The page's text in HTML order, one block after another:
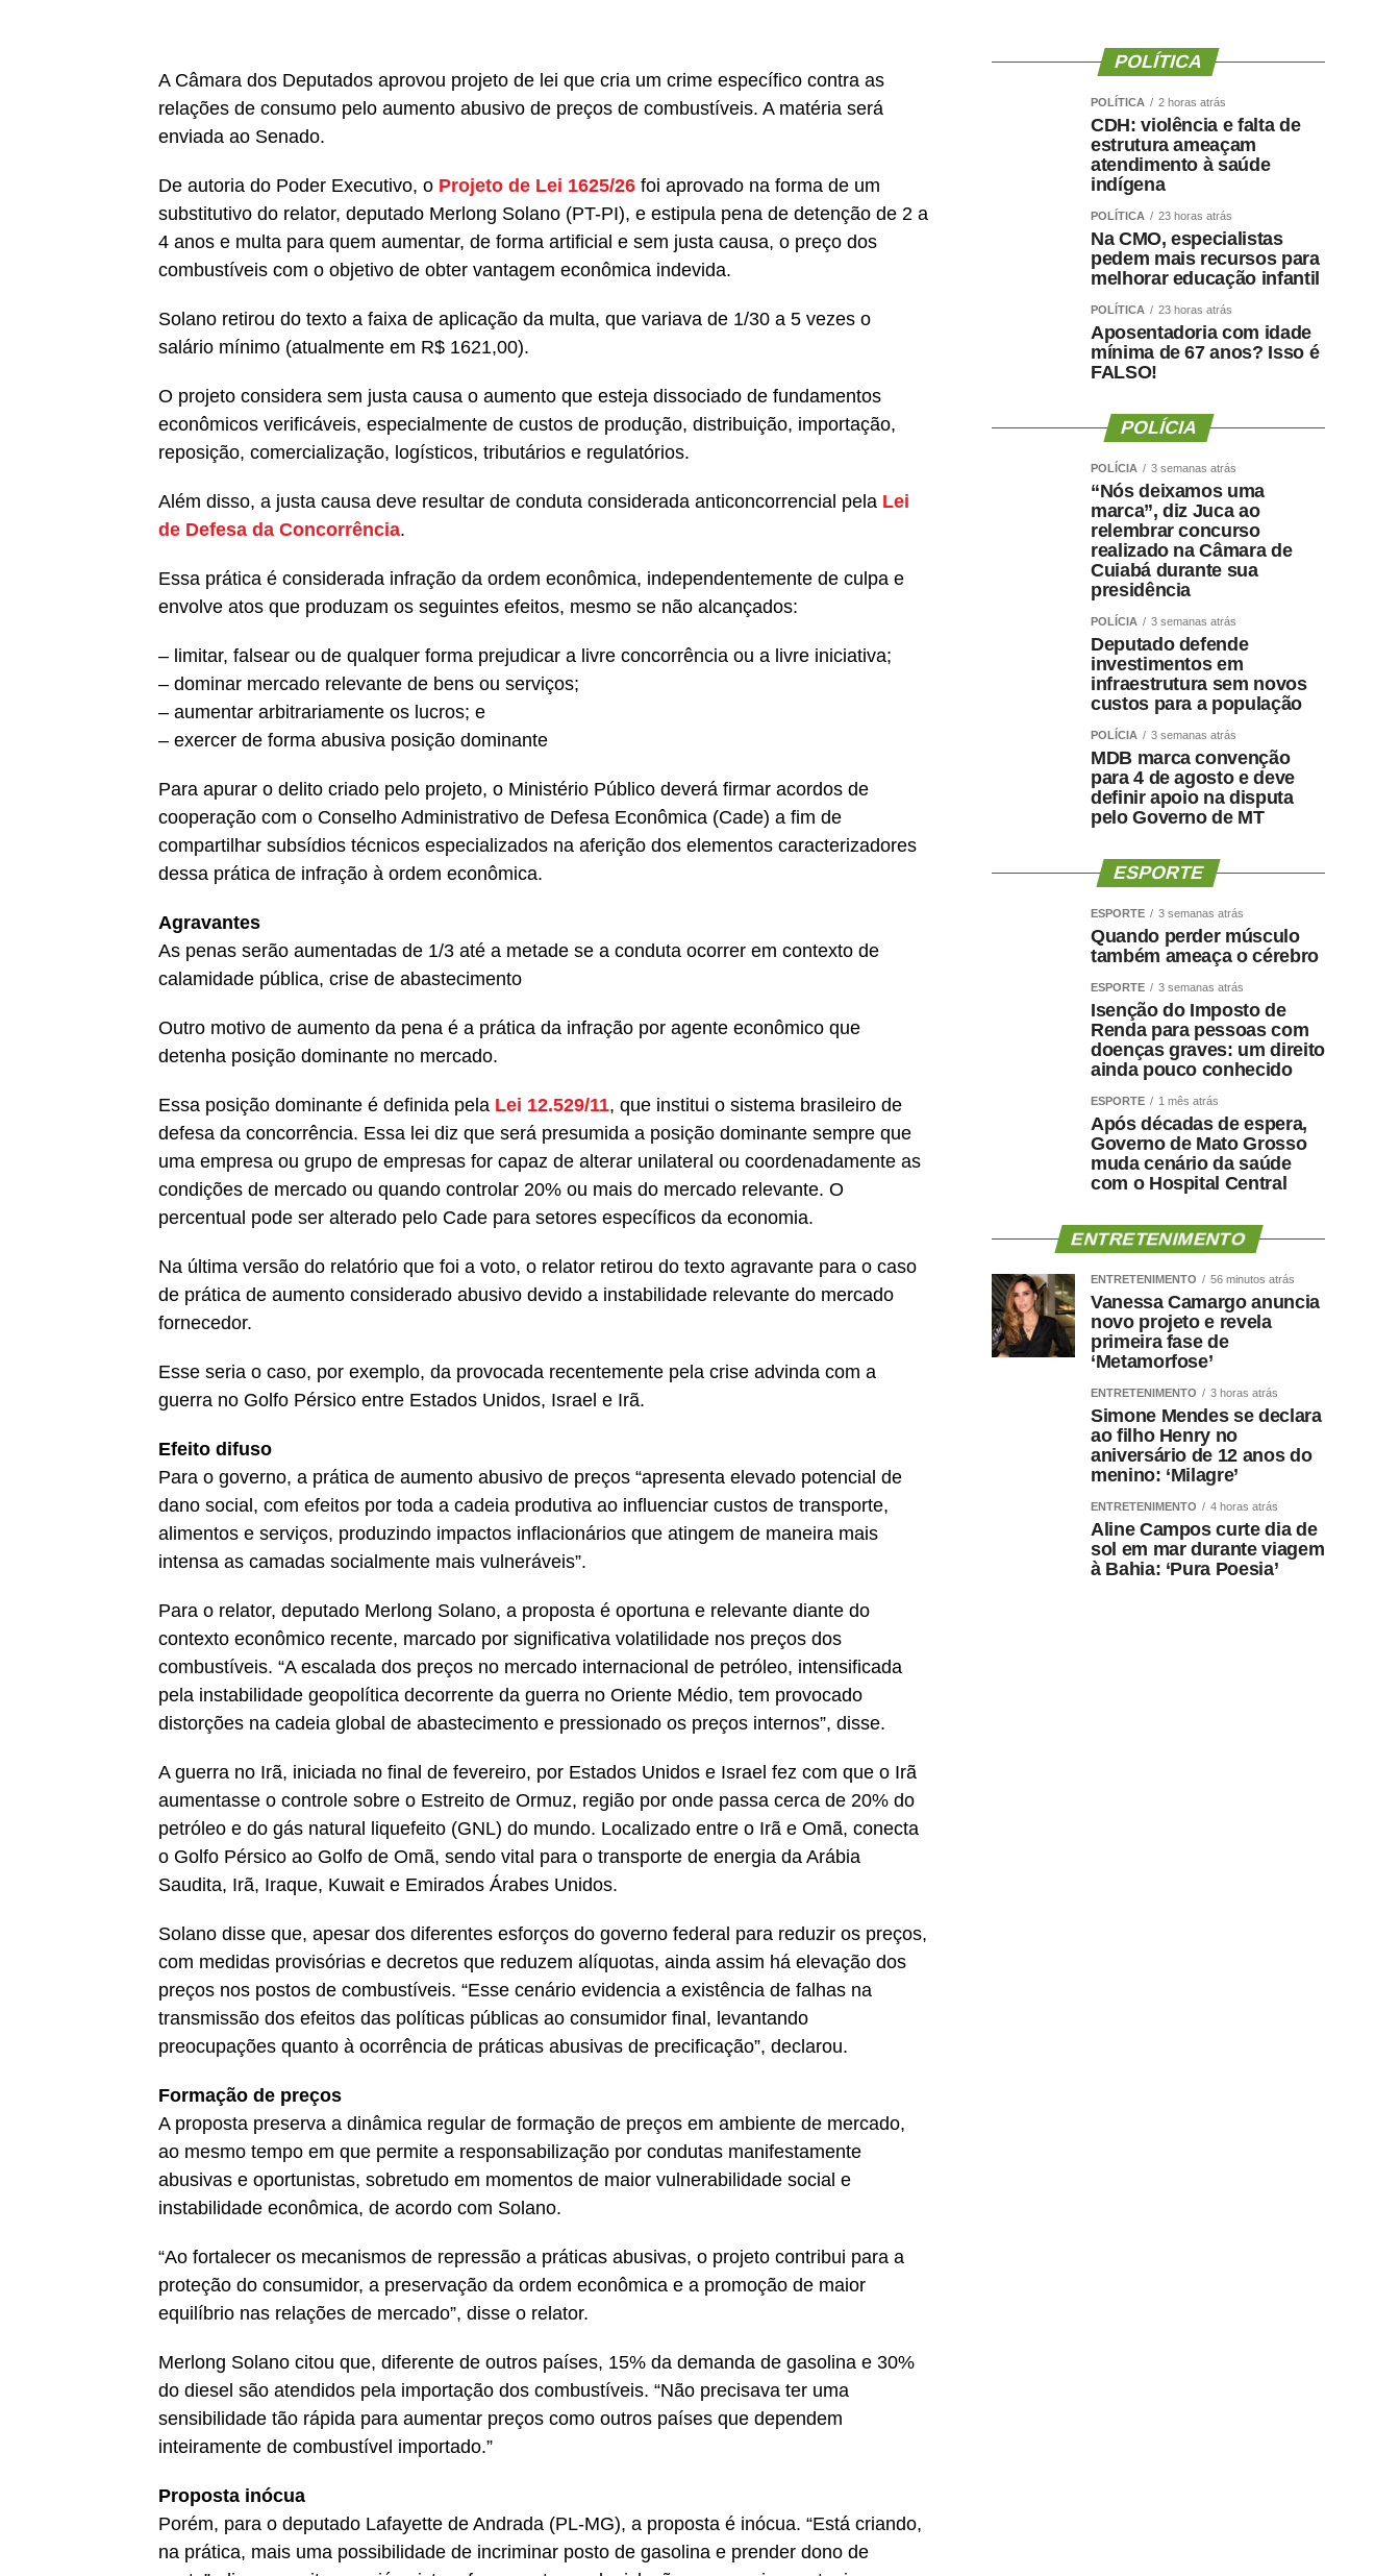
A Câmara dos Deputados aprovou projeto de lei que cria um crime específico contra as
relações de consumo pelo aumento abusivo de preços de combustíveis. A matéria será
enviada ao Senado.
De autoria do Poder Executivo, o Projeto de Lei 1625/26 foi aprovado na forma de um
substitutivo do relator, deputado Merlong Solano (PT-PI), e estipula pena de detenção de 2 a
4 anos e multa para quem aumentar, de forma artificial e sem justa causa, o preço dos
combustíveis com o objetivo de obter vantagem econômica indevida.
Solano retirou do texto a faixa de aplicação da multa, que variava de 1/30 a 5 vezes o
salário mínimo (atualmente em R$ 1621,00).
O projeto considera sem justa causa o aumento que esteja dissociado de fundamentos
econômicos verificáveis, especialmente de custos de produção, distribuição, importação,
reposição, comercialização, logísticos, tributários e regulatórios.
Além disso, a justa causa deve resultar de conduta considerada anticoncorrencial pela Lei
de Defesa da Concorrência.
Essa prática é considerada infração da ordem econômica, independentemente de culpa e
envolve atos que produzam os seguintes efeitos, mesmo se não alcançados:
– limitar, falsear ou de qualquer forma prejudicar a livre concorrência ou a livre iniciativa;
– dominar mercado relevante de bens ou serviços;
– aumentar arbitrariamente os lucros; e
– exercer de forma abusiva posição dominante
Para apurar o delito criado pelo projeto, o Ministério Público deverá firmar acordos de
cooperação com o Conselho Administrativo de Defesa Econômica (Cade) a fim de
compartilhar subsídios técnicos especializados na aferição dos elementos caracterizadores
dessa prática de infração à ordem econômica.
Agravantes
As penas serão aumentadas de 1/3 até a metade se a conduta ocorrer em contexto de
calamidade pública, crise de abastecimento
Outro motivo de aumento da pena é a prática da infração por agente econômico que
detenha posição dominante no mercado.
Essa posição dominante é definida pela Lei 12.529/11, que institui o sistema brasileiro de
defesa da concorrência. Essa lei diz que será presumida a posição dominante sempre que
uma empresa ou grupo de empresas for capaz de alterar unilateral ou coordenadamente as
condições de mercado ou quando controlar 20% ou mais do mercado relevante. O
percentual pode ser alterado pelo Cade para setores específicos da economia.
Na última versão do relatório que foi a voto, o relator retirou do texto agravante para o caso
de prática de aumento considerado abusivo devido a instabilidade relevante do mercado
fornecedor.
Esse seria o caso, por exemplo, da provocada recentemente pela crise advinda com a
guerra no Golfo Pérsico entre Estados Unidos, Israel e Irã.
Efeito difuso
Para o governo, a prática de aumento abusivo de preços “apresenta elevado potencial de
dano social, com efeitos por toda a cadeia produtiva ao influenciar custos de transporte,
alimentos e serviços, produzindo impactos inflacionários que atingem de maneira mais
intensa as camadas socialmente mais vulneráveis”.
Para o relator, deputado Merlong Solano, a proposta é oportuna e relevante diante do
contexto econômico recente, marcado por significativa volatilidade nos preços dos
combustíveis. “A escalada dos preços no mercado internacional de petróleo, intensificada
pela instabilidade geopolítica decorrente da guerra no Oriente Médio, tem provocado
distorções na cadeia global de abastecimento e pressionado os preços internos”, disse.
A guerra no Irã, iniciada no final de fevereiro, por Estados Unidos e Israel fez com que o Irã
aumentasse o controle sobre o Estreito de Ormuz, região por onde passa cerca de 20% do
petróleo e do gás natural liquefeito (GNL) do mundo. Localizado entre o Irã e Omã, conecta
o Golfo Pérsico ao Golfo de Omã, sendo vital para o transporte de energia da Arábia
Saudita, Irã, Iraque, Kuwait e Emirados Árabes Unidos.
Solano disse que, apesar dos diferentes esforços do governo federal para reduzir os preços,
com medidas provisórias e decretos que reduzem alíquotas, ainda assim há elevação dos
preços nos postos de combustíveis. “Esse cenário evidencia a existência de falhas na
transmissão dos efeitos das políticas públicas ao consumidor final, levantando
preocupações quanto à ocorrência de práticas abusivas de precificação”, declarou.
Formação de preços
A proposta preserva a dinâmica regular de formação de preços em ambiente de mercado,
ao mesmo tempo em que permite a responsabilização por condutas manifestamente
abusivas e oportunistas, sobretudo em momentos de maior vulnerabilidade social e
instabilidade econômica, de acordo com Solano.
“Ao fortalecer os mecanismos de repressão a práticas abusivas, o projeto contribui para a
proteção do consumidor, a preservação da ordem econômica e a promoção de maior
equilíbrio nas relações de mercado”, disse o relator.
Merlong Solano citou que, diferente de outros países, 15% da demanda de gasolina e 30%
do diesel são atendidos pela importação dos combustíveis. “Não precisava ter uma
sensibilidade tão rápida para aumentar preços como outros países que dependem
inteiramente de combustível importado.”
Proposta inócua
Porém, para o deputado Lafayette de Andrada (PL-MG), a proposta é inócua. “Está criando,
na prática, mais uma possibilidade de incriminar posto de gasolina e prender dono de
POLÍTICA
POLÍTICA 2 horas atrás
CDH: violência e falta de
estrutura ameaçam
atendimento à saúde
indígena
POLÍTICA 23 horas atrás
Na CMO, especialistas
pedem mais recursos para
melhorar educação infantil
POLÍTICA 23 horas atrás
Aposentadoria com idade
mínima de 67 anos? Isso é
FALSO!
POLÍCIA
POLÍCIA 3 semanas atrás
“Nós deixamos uma
marca”, diz Juca ao
relembrar concurso
realizado na Câmara de
Cuiabá durante sua
presidência
POLÍCIA 3 semanas atrás
Deputado defende
investimentos em
infraestrutura sem novos
custos para a população
POLÍCIA 3 semanas atrás
MDB marca convenção
para 4 de agosto e deve
definir apoio na disputa
pelo Governo de MT
ESPORTE
ESPORTE 3 semanas atrás
Quando perder músculo
também ameaça o cérebro
ESPORTE 3 semanas atrás
Isenção do Imposto de
Renda para pessoas com
doenças graves: um direito
ainda pouco conhecido
ESPORTE 1 mês atrás
Após décadas de espera,
Governo de Mato Grosso
muda cenário da saúde
com o Hospital Central
ENTRETENIMENTO
ENTRETENIMENTO 56 minutos atrás
Vanessa Camargo anuncia
novo projeto e revela
primeira fase de
‘Metamorfose’
ENTRETENIMENTO 3 horas atrás
Simone Mendes se declara
ao filho Henry no
aniversário de 12 anos do
menino: ‘Milagre’
ENTRETENIMENTO 4 horas atrás
Aline Campos curte dia de
sol em mar durante viagem
à Bahia: ‘Pura Poesia’